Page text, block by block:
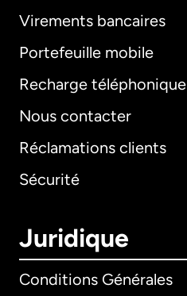
Virements bancaires
Portefeuille mobile
Recharge téléphonique
Nous contacter
Réclamations clients
Sécurité
Juridique
Conditions Générales